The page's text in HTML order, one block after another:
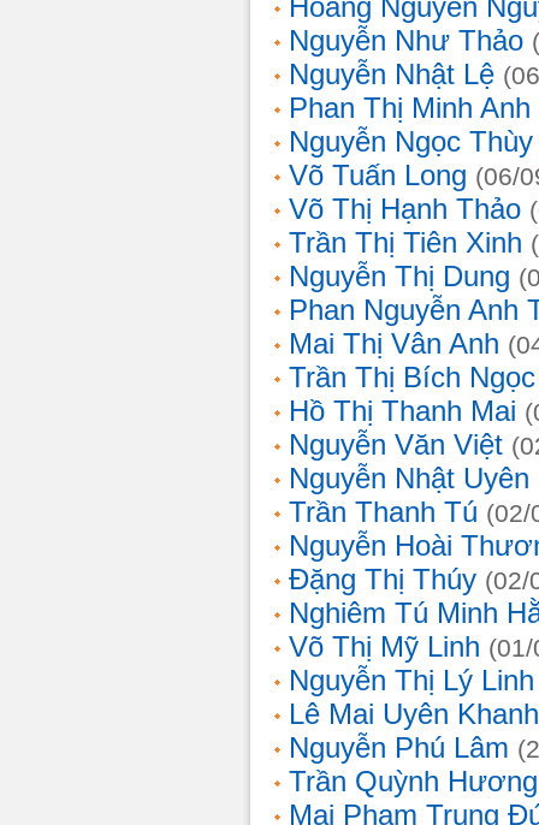
Hoàng Nguyễn
Nguyễn Như Thảo
Nguyễn Nhật Lệ
Phan Thị Minh Anh
Nguyễn Ngọc
Võ Tuấn Long (06/
Võ Thị Hạnh Thảo
Trần Thị Tiên Xinh
Nguyễn Thị Dung
Phan Nguyễn Anh
Mai Thị Vân Anh
Trần Thị Bích Ngọc
Hồ Thị Thanh Mai
Nguyễn Văn Việt
Nguyễn Nhật Uyên
Trần Thanh Tú (02/
Nguyễn Hoài
Đặng Thị Thúy (02/
Nghiêm Tú Minh
Võ Thị Mỹ Linh
Nguyễn Thị Lý Linh
Lê Mai Uyên Khanh
Nguyễn Phú Lâm
Trần Quỳnh Hương
Mai Phạm Trung